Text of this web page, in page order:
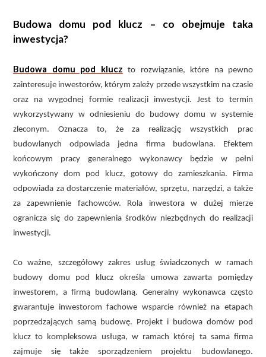
Budowa domu pod klucz – co obejmuje taka
inwestycja?
Budowa domu pod klucz to rozwiązanie, które na pewno
zainteresuje inwestorów, którym zależy przede wszystkim na czasie
oraz na wygodnej formie realizacji inwestycji. Jest to termin
wykorzystywany w odniesieniu do budowy domu w systemie
zleconym. Oznacza to, że za realizację wszystkich prac
budowlanych odpowiada jedna firma budowlana. Efektem
końcowym pracy generalnego wykonawcy będzie w pełni
wykończony dom pod klucz, gotowy do zamieszkania. Firma
odpowiada za dostarczenie materiałów, sprzętu, narzędzi, a także
za zapewnienie fachowców. Rola inwestora w dużej mierze
ogranicza się do zapewnienia środków niezbędnych do realizacji
inwestycji.
Co ważne, szczegółowy zakres usług świadczonych w ramach
budowy domu pod klucz określa umowa zawarta pomiędzy
inwestorem, a firmą budowlaną. Generalny wykonawca często
gwarantuje inwestorom fachowe wsparcie również na etapach
poprzedzających samą budowę. Projekt i budowa domów pod
klucz to kompleksowa usługa, w ramach której ta sama firma
zajmuje się także sporządzeniem projektu budowlanego.